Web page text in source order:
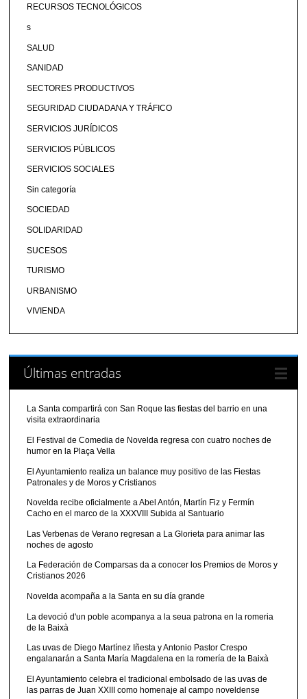
RECURSOS TECNOLÓGICOS
s
SALUD
SANIDAD
SECTORES PRODUCTIVOS
SEGURIDAD CIUDADANA Y TRÁFICO
SERVICIOS JURÍDICOS
SERVICIOS PÚBLICOS
SERVICIOS SOCIALES
Sin categoría
SOCIEDAD
SOLIDARIDAD
SUCESOS
TURISMO
URBANISMO
VIVIENDA
Últimas entradas
La Santa compartirá con San Roque las fiestas del barrio en una
visita extraordinaria
El Festival de Comedia de Novelda regresa con cuatro noches de
humor en la Plaça Vella
El Ayuntamiento realiza un balance muy positivo de las Fiestas
Patronales y de Moros y Cristianos
Novelda recibe oficialmente a Abel Antón, Martín Fiz y Fermín
Cacho en el marco de la XXXVIII Subida al Santuario
Las Verbenas de Verano regresan a La Glorieta para animar las
noches de agosto
La Federación de Comparsas da a conocer los Premios de Moros y
Cristianos 2026
Novelda acompaña a la Santa en su día grande
La devoció d'un poble acompanya a la seua patrona en la romeria
de la Baixà
Las uvas de Diego Martínez Iñesta y Antonio Pastor Crespo
engalanarán a Santa María Magdalena en la romería de la Baixà
El Ayuntamiento celebra el tradicional embolsado de las uvas de
las parras de Juan XXIII como homenaje al campo noveldense